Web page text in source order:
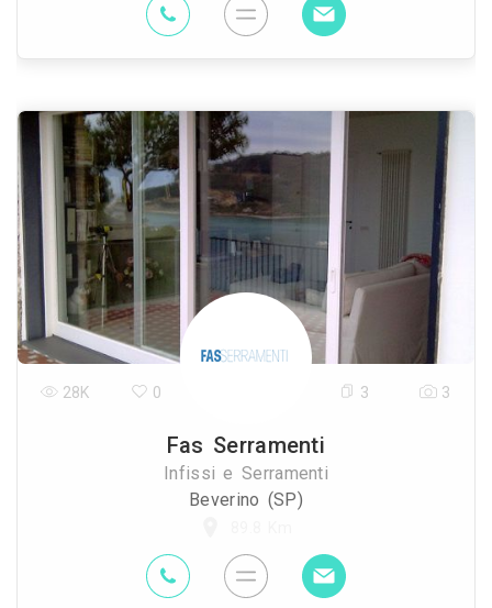
Fas Serramenti
Infissi e Serramenti
Beverino (SP)
28K 0 3 3